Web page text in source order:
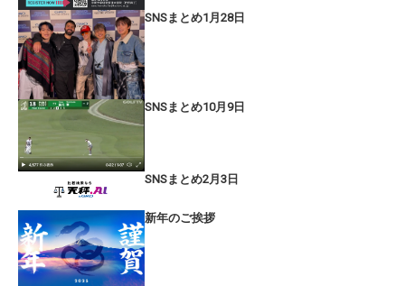
SNSまとめ1月28日
SNSまとめ10月9日
SNSまとめ2月3日
新年のご挨拶